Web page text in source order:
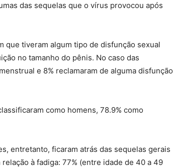
das sequelas que o vírus provocou após
que tiveram algum tipo de disfunção sexual
no tamanho do pênis. No caso das
e 8% reclamaram de alguma disfunção
como homens, 78.9% como
entretanto, ficaram atrás das sequelas gerais
à fadiga: 77% (entre idade de 40 a 49